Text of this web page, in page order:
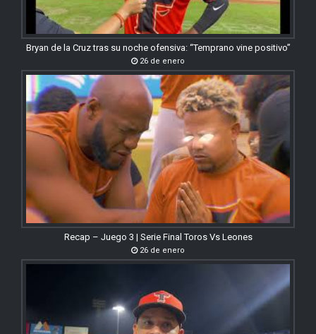
Bryan de la Cruz tras su noche ofensiva: “Temprano vine positivo”
26 de enero
Recap – Juego 3 | Serie Final Toros Vs Leones
26 de enero